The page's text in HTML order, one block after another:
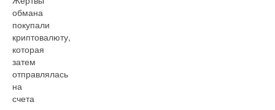
обмана
покупали
криптовалюту,
которая
затем
отправлялась
на
счета